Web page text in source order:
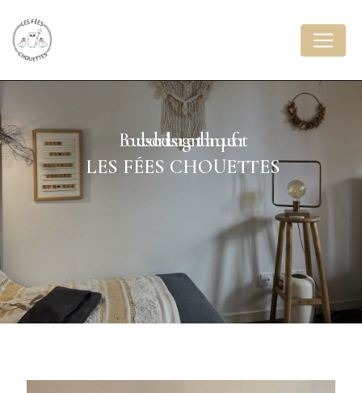
boucles d'oreilles argent blanquefort
LES FÉES CHOUETTES